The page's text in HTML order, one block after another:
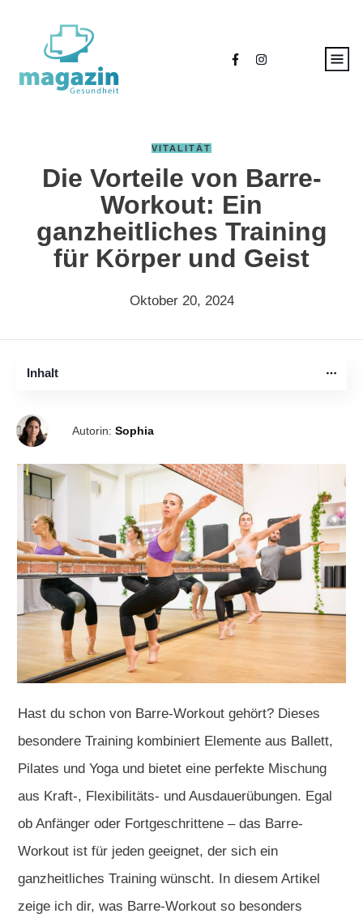
VITALITÄT
Die Vorteile von Barre-
Workout: Ein
ganzheitliches Training
für Körper und Geist
Oktober 20, 2024
Autorin:Sophia
Hast du schon von Barre-Workout gehört? Dieses
besondere Training kombiniert Elemente aus Ballett,
Pilates und Yoga und bietet eine perfekte Mischung
aus Kraft-, Flexibilitäts- und Ausdauerübungen. Egal
ob Anfänger oder Fortgeschrittene – das Barre-
Workout ist für jeden geeignet, der sich ein
ganzheitliches Training wünscht. In diesem Artikel
zeige ich dir, was Barre-Workout so besonders
Inhalt